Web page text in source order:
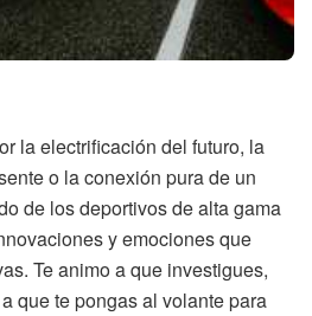
la electrificación del futuro, la
o la conexión pura de un
de los deportivos de alta gama
y emociones que
Te animo a que investigues,
que te pongas al volante para